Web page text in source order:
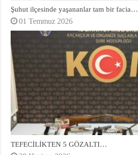
Şuhut ilçesinde yaşananlar tam bir facia…
01 Temmuz 2026
TEFECİLİKTEN 5 GÖZALTI…